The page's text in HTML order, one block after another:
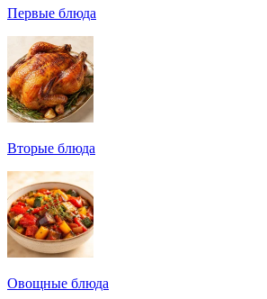
Первые блюда
Вторые блюда
Овощные блюда